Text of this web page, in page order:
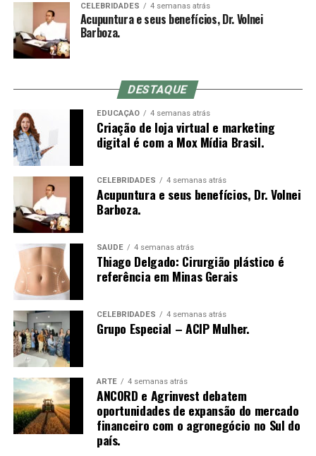
CELEBRIDADES 4 semanas atrás
Acupuntura e seus benefícios, Dr. Volnei
Barboza.
DESTAQUE
EDUCAÇÃO 4 semanas atrás
Criação de loja virtual e marketing
digital é com a Mox Mídia Brasil.
CELEBRIDADES 4 semanas atrás
Acupuntura e seus benefícios, Dr. Volnei
Barboza.
SAÚDE 4 semanas atrás
Thiago Delgado: Cirurgião plástico é
referência em Minas Gerais
CELEBRIDADES 4 semanas atrás
Grupo Especial – ACIP Mulher.
ARTE 4 semanas atrás
ANCORD e Agrinvest debatem
oportunidades de expansão do mercado
financeiro com o agronegócio no Sul do
país.